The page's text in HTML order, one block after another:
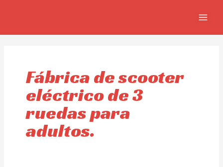
Fábrica de scooter
eléctrico de 3
ruedas para
adultos.